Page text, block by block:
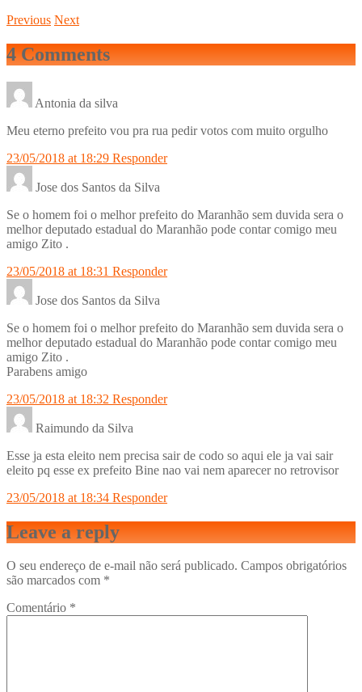
Previous Next
4 Comments
Antonia da silva
Meu eterno prefeito vou pra rua pedir votos com muito orgulho
23/05/2018 at 18:29 Responder
Jose dos Santos da Silva
Se o homem foi o melhor prefeito do Maranhão sem duvida sera o
melhor deputado estadual do Maranhão pode contar comigo meu
amigo Zito .
23/05/2018 at 18:31 Responder
Jose dos Santos da Silva
Se o homem foi o melhor prefeito do Maranhão sem duvida sera o
melhor deputado estadual do Maranhão pode contar comigo meu
amigo Zito .
Parabens amigo
23/05/2018 at 18:32 Responder
Raimundo da Silva
Esse ja esta eleito nem precisa sair de codo so aqui ele ja vai sair
eleito pq esse ex prefeito Bine nao vai nem aparecer no retrovisor
23/05/2018 at 18:34 Responder
Leave a reply
O seu endereço de e-mail não será publicado. Campos obrigatórios
são marcados com *
Comentário *